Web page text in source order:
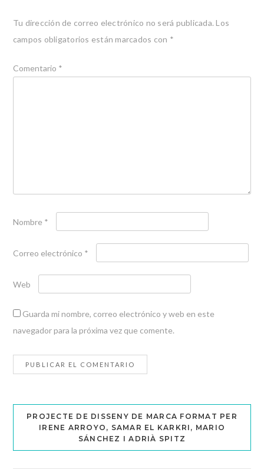
Tu dirección de correo electrónico no será publicada. Los
campos obligatorios están marcados con *
Comentario *
Nombre *
Correo electrónico *
Web
Guarda mi nombre, correo electrónico y web en este
navegador para la próxima vez que comente.
PROJECTE DE DISSENY DE MARCA FORMAT PER
IRENE ARROYO, SAMAR EL KARKRI, MARIO
SÁNCHEZ I ADRIÀ SPITZ